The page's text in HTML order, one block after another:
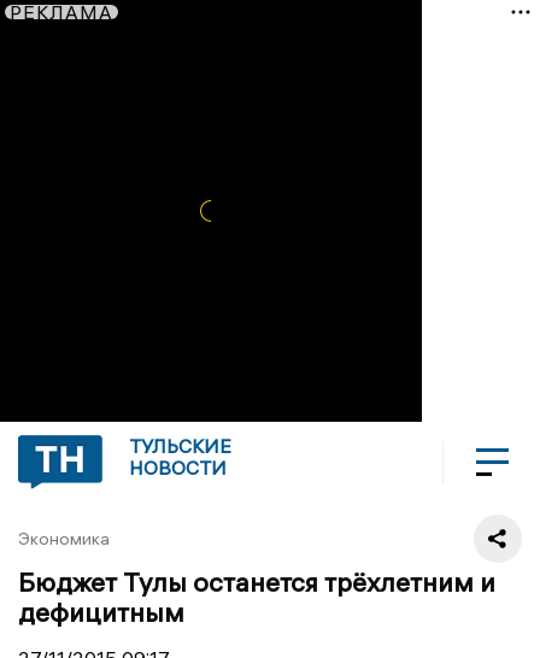
РЕКЛАМА
ТУЛЬСКИЕ
НОВОСТИ
Экономика
Бюджет Тулы останется трёхлетним и
дефицитным